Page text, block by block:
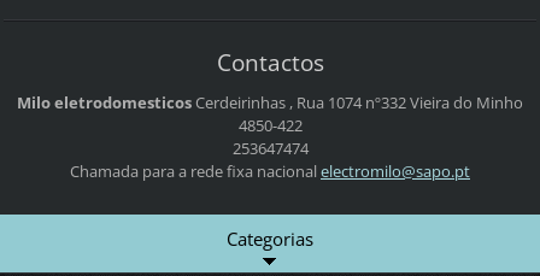
Contactos
Milo eletrodomesticosCerdeirinhas , Rua 1074 nº332Vieira do Minho
4850-422
253647474
Chamada para a rede fixa nacional electromilo@sapo.pt
Categorias